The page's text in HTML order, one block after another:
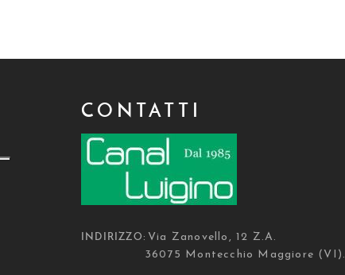
CONTATTI
INDIRIZZO: Via Zanovello, 12 Z.A.
36075 Montecchio Maggiore (VI).